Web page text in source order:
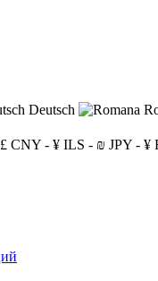
Deutsch
CNY - ¥ ILS - ₪ JPY - ¥